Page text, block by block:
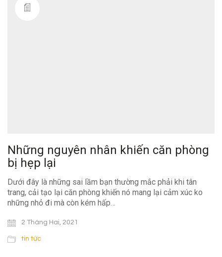
Những nguyên nhân khiến căn phòng
bị hẹp lại
Dưới đây là những sai lầm bạn thường mắc phải khi tân
trang, cải tạo lại căn phòng khiến nó mang lại cảm xúc ko
những nhỏ đi mà còn kém hấp…
2 Tháng Hai, 2021
tin tức